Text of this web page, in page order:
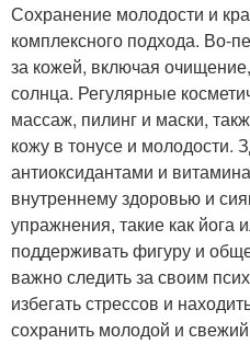
Сохранение молодости и
комплексного подхода. Во-
за кожей, включая
солнца. Регулярные
массаж, пилинг и маски,
кожу в тонусе и молодости.
антиоксидантами и
внутреннему здоровью и
упражнения, такие как йога
поддерживать фигуру и
важно следить за своим
избегать стрессов и
сохранить молодой и